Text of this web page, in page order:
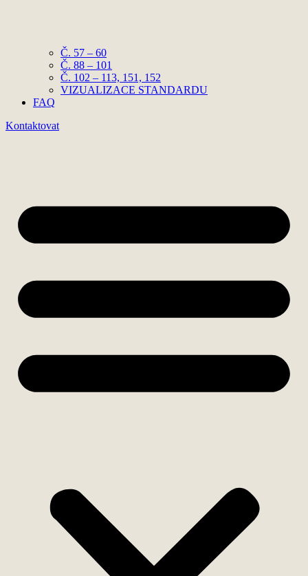
Č. 57 – 60
Č. 88 – 101
Č. 102 – 113, 151, 152
VIZUALIZACE STANDARDU
FAQ
Kontaktovat